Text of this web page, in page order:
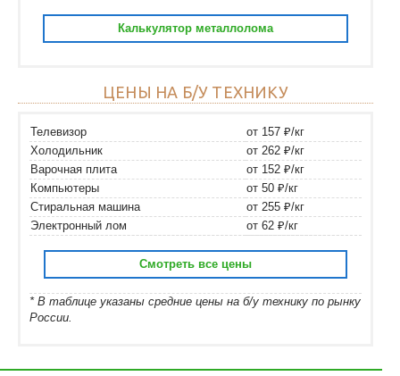
Калькулятор металлолома
ЦЕНЫ НА Б/У ТЕХНИКУ
Телевизор
от 157 ₽/кг
Холодильник
от 262 ₽/кг
Варочная плита
от 152 ₽/кг
Компьютеры
от 50 ₽/кг
Стиральная машина
от 255 ₽/кг
Электронный лом
от 62 ₽/кг
Смотреть все цены
* В таблице указаны средние цены на б/у технику по рынку
России.